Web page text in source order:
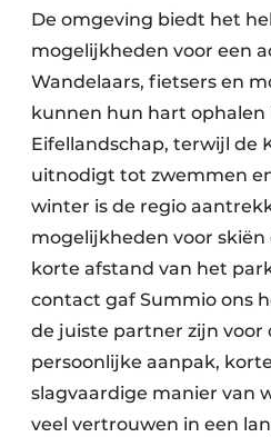
De omgeving biedt het
mogelijkheden voor een
Wandelaars, fietsers en
kunnen hun hart ophalen
Eifellandschap, terwijl de
uitnodigt tot zwemmen
winter is de regio
mogelijkheden voor
korte afstand van het
contact gaf Summio ons
de juiste partner zijn voor
persoonlijke aanpak,
slagvaardige manier van
veel vertrouwen in een